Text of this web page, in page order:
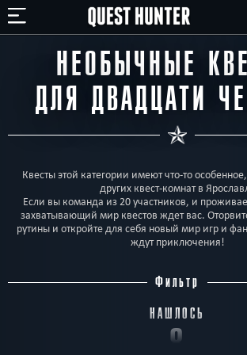
НЕОБЫЧНЫЕ
ДЛЯ ДВАДЦАТИ
Квесты этой категории имеют что-то
других квест-комнат в
Если вы команда из 20 участников, и
захватывающий мир квестов ждет вас.
рутины и откройте для себя новый мир игр и
ждут приключения!
Фильтр
НАШЛОСЬ
8